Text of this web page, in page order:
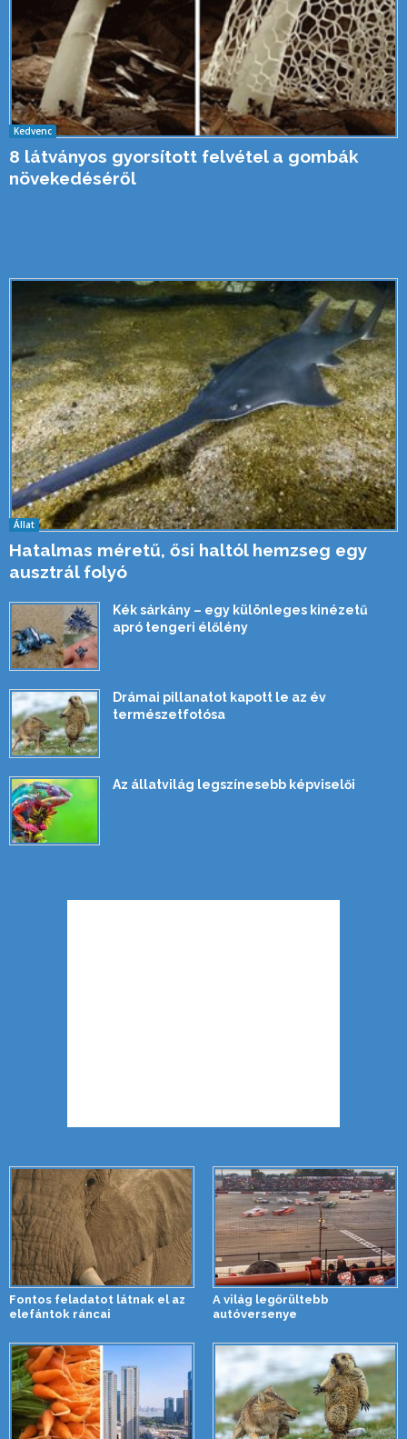
Kedvenc
8 látványos gyorsított felvétel a gombák
növekedéséről
Állat
Hatalmas méretű, ősi haltól hemzseg egy
ausztrál folyó
Kék sárkány – egy különleges kinézetű
apró tengeri élőlény
Drámai pillanatot kapott le az év
természetfotósa
Az állatvilág legszínesebb képviselői
Fontos feladatot látnak el az
elefántok ráncai
A világ legőrültebb
autóversenye